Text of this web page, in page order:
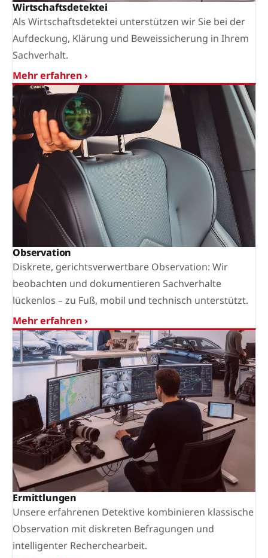
Wirtschaftsdetektei
Als Wirtschaftsdetektei unterstützen wir Sie bei der
Aufdeckung, Klärung und Beweissicherung in Ihrem
Sachverhalt.
Mehr erfahren ›
Observation
Diskrete, gerichtsverwertbare Observation: Wir
beobachten und dokumentieren Sachverhalte
lückenlos – zu Fuß, mobil und technisch unterstützt.
Mehr erfahren ›
Ermittlungen
Unsere erfahrenen Detektive kombinieren klassische
Observation mit diskreten Befragungen und
intelligenter Recherchearbeit.